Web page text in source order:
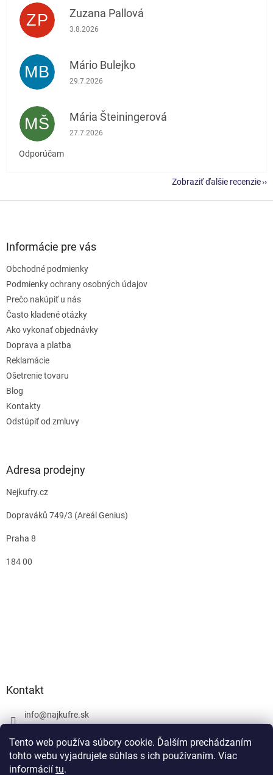
Tento web používa súbory cookie. Ďalším prechádzaním
tohto webu vyjadrujete súhlas s ich používaním. Viac
informácií tu.
ZP Zuzana Pallová
Hodnotenie obchodu je 5 z 5 hviezdičiek.
3.8.2026
MB Mário Bulejko
Hodnotenie obchodu je 5 z 5 hviezdičiek.
29.7.2026
MŠ Mária Šteiningerová
Hodnotenie obchodu je 5 z 5 hviezdičiek.
27.7.2026
Odporúčam
Zobraziť ďalšie recenzie
Informácie pre vás
Obchodné podmienky
Podmienky ochrany osobných údajov
Prečo nakúpiť u nás
Často kladené otázky
Ako vykonať objednávky
Doprava a platba
Reklamácie
Ošetrenie tovaru
Blog
Kontakty
Odstúpiť od zmluvy
Adresa prodejny
Nejkufry.cz
Dopraváků 749/3 (Areál Genius)
Praha 8
184 00
Kontakt
info@najkufre.sk
Facebook